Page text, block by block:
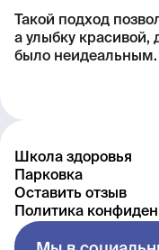
Такой подход
а улыбку
было неидеальным.
Школа здоровья
Парковка
Оставить отзыв
Политика